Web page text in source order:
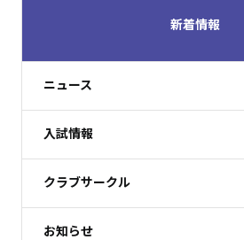
新着情報
ニュース
入試情報
クラブサークル
お知らせ